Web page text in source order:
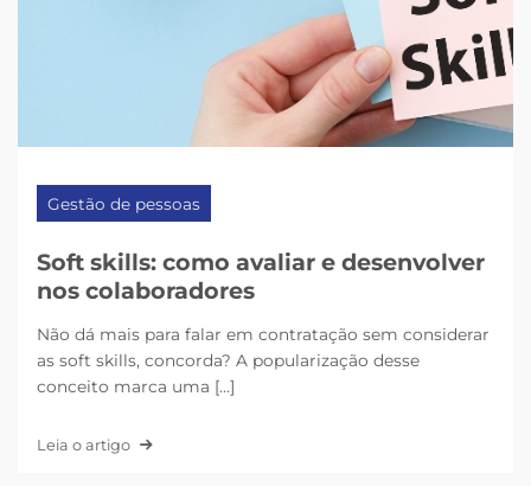
Gestão de pessoas
Soft skills: como avaliar e desenvolver
nos colaboradores
Não dá mais para falar em contratação sem considerar
as soft skills, concorda? A popularização desse
conceito marca uma [...]
Leia o artigo